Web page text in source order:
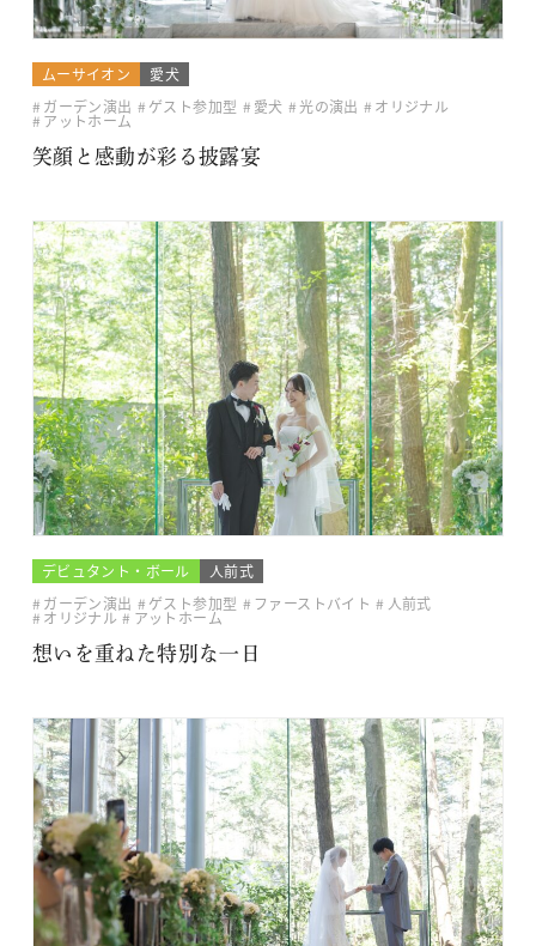
ムーサイオン
愛犬
ガーデン演出
ゲスト参加型 愛犬 光の演出 オリジナル
アットホーム
笑顔と感動が彩る披露宴
デビュタント・ボール
人前式
ガーデン演出
ゲスト参加型 ファーストバイト 人前式
オリジナル
アットホーム
想いを重ねた特別な一日